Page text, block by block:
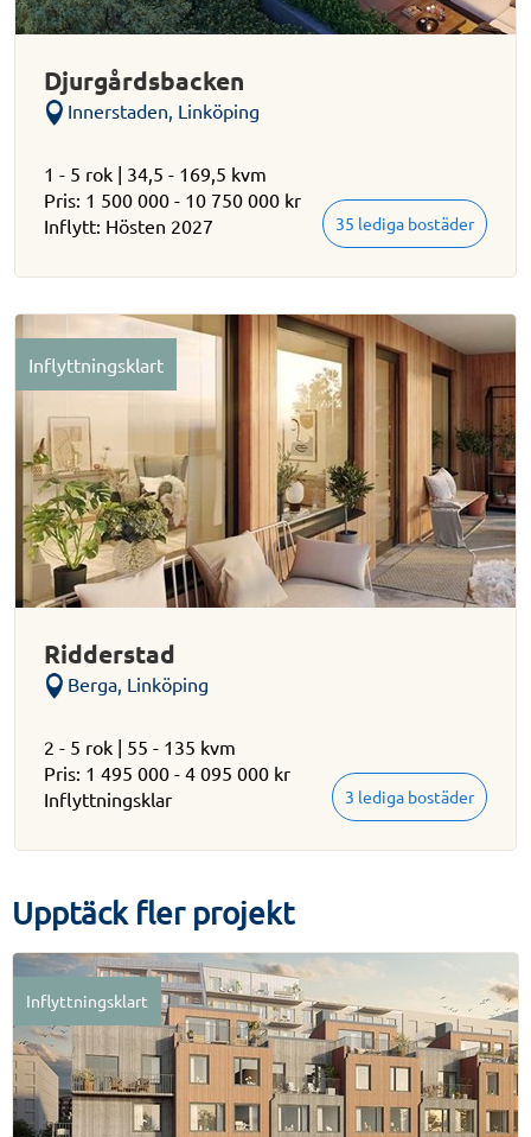
Djurgårdsbacken
Innerstaden, Linköping
1 - 5 rok | 34,5 - 169,5 kvm
Pris: 1 500 000 - 10 750 000 kr
Inflytt: Hösten 2027
35 lediga bostäder
Inflyttningsklart
Ridderstad
Berga, Linköping
2 - 5 rok | 55 - 135 kvm
Pris: 1 495 000 - 4 095 000 kr
Inflyttningsklar
3 lediga bostäder
Upptäck fler projekt
Inflyttningsklart